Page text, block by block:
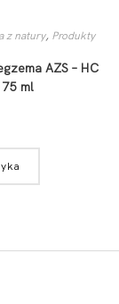
z natury, Produkty
AZS – HC
75 ml